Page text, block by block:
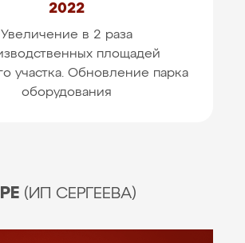
2022
Увеличение в 2 раза
площадей
участка. Обновление парка
оборудования
(ИП СЕРГЕЕВА)